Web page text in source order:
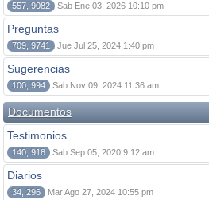
557, 9082 Sab Ene 03, 2026 10:10 pm
Preguntas
709, 9741 Jue Jul 25, 2024 1:40 pm
Sugerencias
100, 994 Sab Nov 09, 2024 11:36 am
Documentos
Testimonios
140, 918 Sab Sep 05, 2020 9:12 am
Diarios
34, 296 Mar Ago 27, 2024 10:55 pm